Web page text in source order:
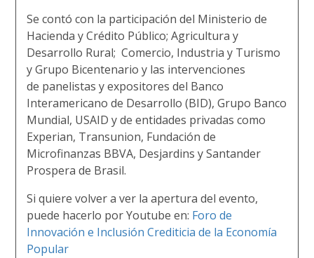
Se contó con la participación del Ministerio de
Hacienday Crédito Público; Agricultura y
Desarrollo Rural; Comercio, Industria y Turismo
y Grupo Bicentenario y las intervenciones
de panelistas y expositores del Banco
Interamericano de Desarrollo (BID), Grupo Banco
Mundial, USAID y de entidades privadas como
Experian, Transunion, Fundación de
Microfinanzas BBVA, Desjardins y Santander
Prospera de Brasil.
Si quiere volver a ver la apertura del evento,
puede hacerlo por Youtube en: Foro de
Innovación e Inclusión Crediticia de la Economía
Popular